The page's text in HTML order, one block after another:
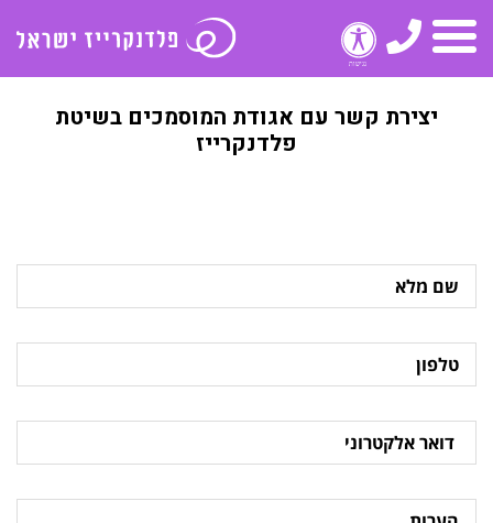
תפריט
טלפון
יצירת קשר עם אגודת המוסמכים בשיטת
פלדנקרייז
מלא
טלפון
אלקטרוני
הערות